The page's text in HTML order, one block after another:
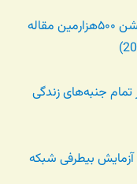
برنامه پیشنهادی امروز: شرکت در جشن ۵۰۰هزارمین مقاله
جنبه‌های زندگی
بیطرفی شبکه